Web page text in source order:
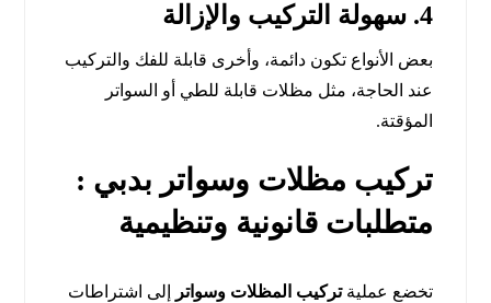
4. سهولة التركيب والإزالة
بعض الأنواع تكون دائمة، وأخرى قابلة للفك والتركيب
عند الحاجة، مثل مظلات قابلة للطي أو السواتر
المؤقتة.
تركيب مظلات وسواتر بدبي :
متطلبات قانونية وتنظيمية
تخضع عمليةتركيب المظلات وسواتر
إلى اشتراطات